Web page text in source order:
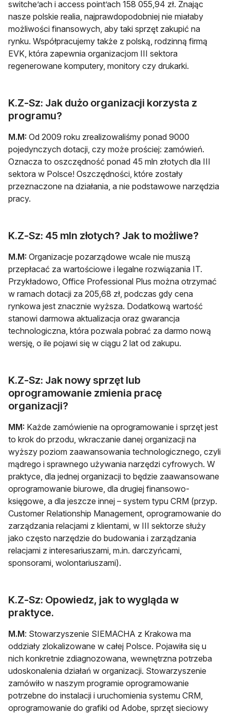
switche’ach i access point’ach 158 055,94 zł. Znając
nasze polskie realia, najprawdopodobniej nie miałaby
możliwości finansowych, aby taki sprzęt zakupić na
rynku. Współpracujemy także z polską, rodzinną firmą
EVK, która zapewnia organizacjom III sektora
regenerowane komputery, monitory czy drukarki.
K.Z-Sz: Jak dużo organizacji korzysta z
programu?
M.M: Od 2009 roku zrealizowaliśmy ponad 9000
pojedynczych dotacji, czy może prościej: zamówień.
Oznacza to oszczędność ponad 45 mln złotych dla III
sektora w Polsce! Oszczędności, które zostały
przeznaczone na działania, a nie podstawowe narzędzia
pracy.
K.Z-Sz: 45 mln złotych? Jak to możliwe?
M.M: Organizacje pozarządowe wcale nie muszą
przepłacać za wartościowe i legalne rozwiązania IT.
Przykładowo, Office Professional Plus można otrzymać
w ramach dotacji za 205,68 zł, podczas gdy cena
rynkowa jest znacznie wyższa. Dodatkową wartość
stanowi darmowa aktualizacja oraz gwarancja
technologiczna, która pozwala pobrać za darmo nową
wersję, o ile pojawi się w ciągu 2 lat od zakupu.
K.Z-Sz: Jak nowy sprzęt lub
oprogramowanie zmienia pracę
organizacji?
MM: Każde zamówienie na oprogramowanie i sprzęt jest
to krok do przodu, wkraczanie danej organizacji na
wyższy poziom zaawansowania technologicznego, czyli
mądrego i sprawnego używania narzędzi cyfrowych. W
praktyce, dla jednej organizacji to będzie zaawansowane
oprogramowanie biurowe, dla drugiej finansowo-
księgowe, a dla jeszcze innej – system typu CRM (przyp.
Customer Relationship Management, oprogramowanie do
zarządzania relacjami z klientami, w III sektorze służy
jako często narzędzie do budowania i zarządzania
relacjami z interesariuszami, m.in. darczyńcami,
sponsorami, wolontariuszami).
K.Z-Sz: Opowiedz, jak to wygląda w
praktyce.
M.M: Stowarzyszenie SIEMACHA z Krakowa ma
oddziały zlokalizowane w całej Polsce. Pojawiła się u
nich konkretnie zdiagnozowana, wewnętrzna potrzeba
udoskonalenia działań w organizacji. Stowarzyszenie
zamówiło w naszym programie oprogramowanie
potrzebne do instalacji i uruchomienia systemu CRM,
oprogramowanie do grafiki od Adobe, sprzęt sieciowy